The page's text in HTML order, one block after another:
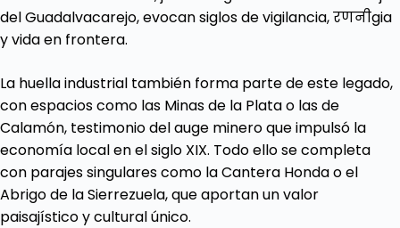
del Guadalvacarejo, evocan siglos de vigilancia, रणनीgia
y vida en frontera.
La huella industrial también forma parte de este legado,
con espacios como las Minas de la Plata o las de
Calamón, testimonio del auge minero que impulsó la
economía local en el siglo XIX. Todo ello se completa
con parajes singulares como la Cantera Honda o el
Abrigo de la Sierrezuela, que aportan un valor
paisajístico y cultural único.